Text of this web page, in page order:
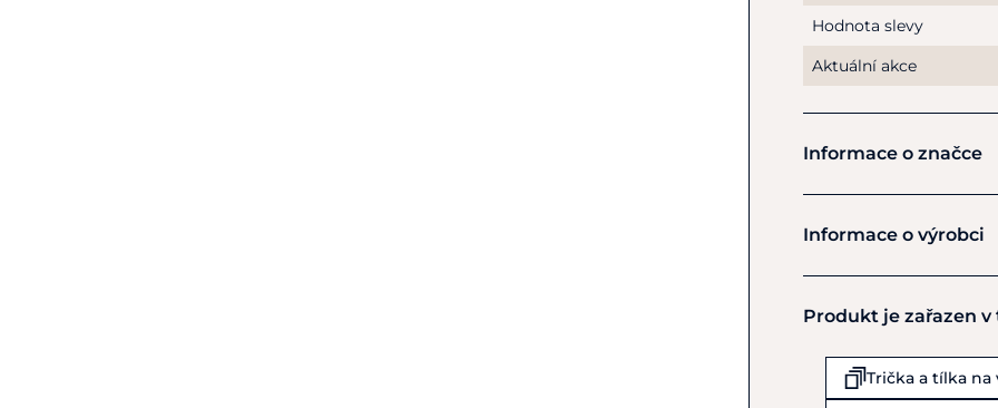
Vyberte sidámský
pohodlný a s
Pokyny k péči: Lze prát
Hodnota slevy
Aktuální akce
Informace o značce
Vestrum
Informace o výrobci
VESTRUM S.R.L.
Crevalcore
IT40014
Produkt je zařazen
Trička a tílka na